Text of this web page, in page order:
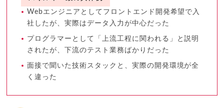
Webエンジニアとしてフロントエンド開発希望で入
社したが、実際はデータ入力が中心だった
プログラマーとして「上流工程に関われる」と説明
されたが、下流のテスト業務ばかりだった
面接で聞いた技術スタックと、実際の開発環境が全
く違った